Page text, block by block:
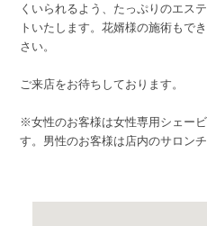
くいられるよう、たっぷりのエス
トいたします。花婿様の施術もで
さい。
ご来店をお待ちしております。
※女性のお客様は女性専用シェー
す。男性のお客様は店内のサロン